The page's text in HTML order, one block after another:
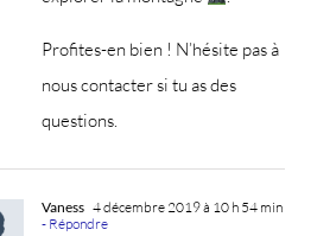
Profites-en bien ! N’hésite pas à
nous contacter si tu as des
questions.
Vaness 4 décembre 2019 à 10 h 54 min
- Répondre